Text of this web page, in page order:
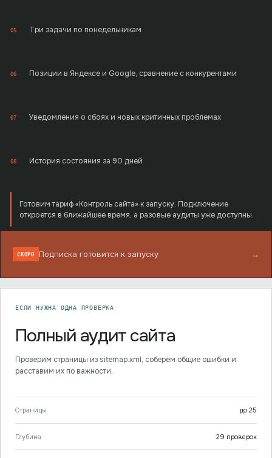
05 Три задачи по понедельникам
06 Позиции в Яндексе и Google, сравнение с конкурентами
07 Уведомления о сбоях и новых критичных проблемах
08 История состояния за 90 дней
Готовим тариф «Контроль сайта» к запуску. Подключение
откроется в ближайшее время, а разовые аудиты уже доступны.
СКОРО Подписка готовится к запуску →
ЕСЛИ НУЖНА ОДНА ПРОВЕРКА
Полный аудит сайта
Проверим страницы из sitemap.xml, соберём общие ошибки и
расставим их по важности.
Страницы до 25
Глубина 29 проверок